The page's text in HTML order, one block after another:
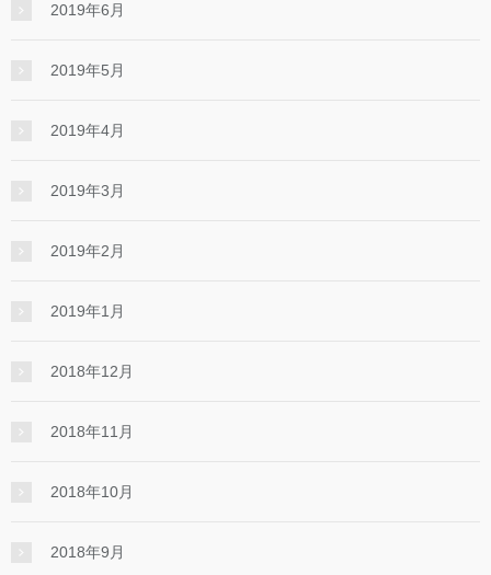
2019年6月
2019年5月
2019年4月
2019年3月
2019年2月
2019年1月
2018年12月
2018年11月
2018年10月
2018年9月